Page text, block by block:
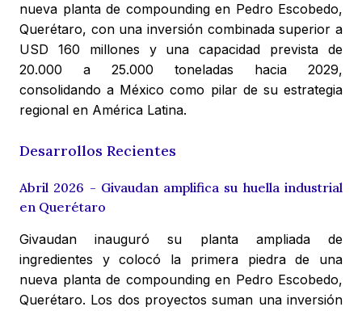
nueva planta de compounding en Pedro Escobedo,
Querétaro, con una inversión combinada superior a
USD 160 millones y una capacidad prevista de
20.000 a 25.000 toneladas hacia 2029,
consolidando a México como pilar de su estrategia
regional en América Latina.
Desarrollos Recientes
Abril 2026 - Givaudan amplifica su huella industrial
en Querétaro
Givaudan inauguró su planta ampliada de
ingredientes y colocó la primera piedra de una
nueva planta de compounding en Pedro Escobedo,
Querétaro. Los dos proyectos suman una inversión